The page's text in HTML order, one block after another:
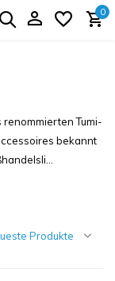
0
Tumi-
bekannt